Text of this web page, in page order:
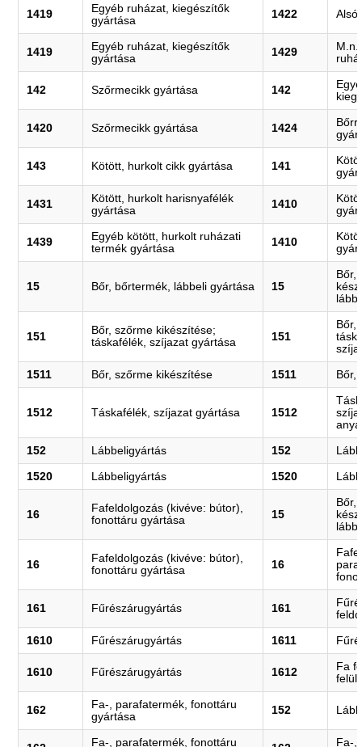
1419
Egyéb ruházat, kiegészítők
gyártása
1422
1419
Egyéb ruházat, kiegészítők
gyártása
1429
142 Szőrmecikk gyártása 142
1420 Szőrmecikk gyártása 1424
143 Kötött, hurkolt cikk gyártása 141
1431
Kötött, hurkolt harisnyafélék
gyártása
1410
1439
Egyéb kötött, hurkolt ruházati
termék gyártása
1410
15 Bőr, bőrtermék, lábbeli gyártása 15
Bőr,
151
Bőr, szőrme kikészítése;
táskafélék, szíjazat gyártása
151
Bőr,
1511 Bőr, szőrme kikészítése 1511 Bőr,
1512 Táskafélék, szíjazat gyártása 1512
152 Lábbeligyártás 152
1520 Lábbeligyártás 1520
16
Fafeldolgozás (kivéve: bútor),
fonottáru gyártása
15
Bőr,
16
Fafeldolgozás (kivéve: bútor),
fonottáru gyártása
16
161 Fűrészárugyártás 161
1610 Fűrészárugyártás 1611
1610 Fűrészárugyártás 1612
Fa
162
Fa-, parafatermék, fonottáru
gyártása
152
Fa-, parafatermék, fonottáru
Fa-,